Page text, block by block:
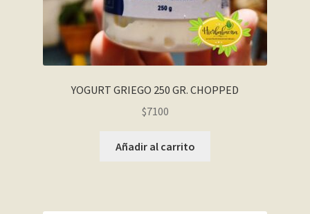
YOGURT GRIEGO 250 GR. CHOPPED
$7100
Añadir al carrito